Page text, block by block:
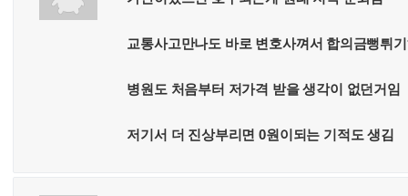
교통사고만나도 바로 변호사껴서 합의금뻥튀
병원도 처음부터 저가격 받을 생각이 없던거임
저기서 더 진상부리면 0원이되는 기적도 생김